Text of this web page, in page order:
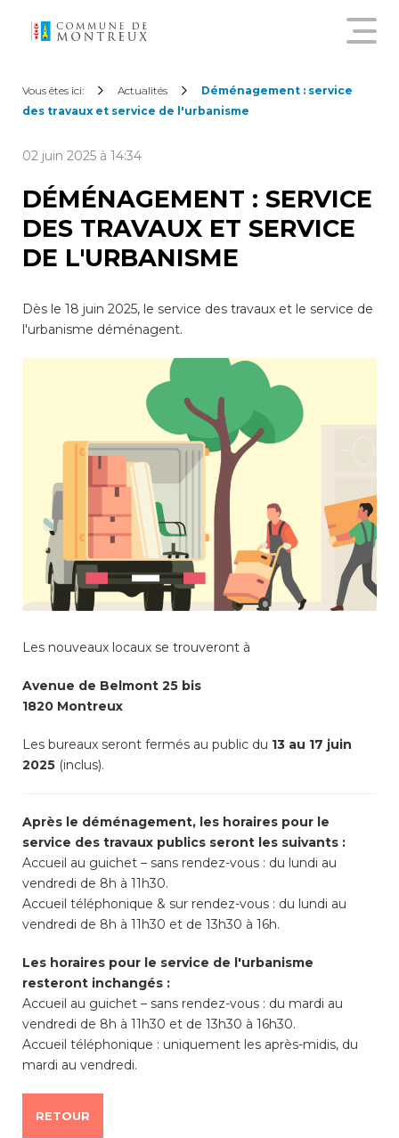
virtuel
Créer un compte citoyen
Se connecter à son compte
citoyen
Pour commander une
attestation en ligne, annoncer
un déménagement,
demander une subvention
sur les abonnements annuels
de transports publics ou
consulter les disponibilités
des cartes CFF, créez ou
connectez-vous à votre
compte citoyen en cliquant
sur l’une des catégories ci-
dessus. Pour effectuer
d’autres démarches
administratives en ligne,
cliquez sur l’une des
catégories ci-dessous.
Achats
Construction et travaux
Enfance/jeunesse
Environnement
Mobilité
Vous êtes ici: Actualités
Déménagement : service
des travaux et service de l'urbanisme
02 juin 2025 à 14:34
DÉMÉNAGEMENT : SERVICE
DES TRAVAUX ET SERVICE
DE L'URBANISME
Dès le 18 juin 2025, le service des travaux et le service de
l'urbanisme déménagent.
Les nouveaux locaux se trouveront à
Avenue de Belmont 25 bis
1820 Montreux
Les bureaux seront fermés au public du 13 au 17 juin
2025 (inclus).
Après le déménagement, les horaires pour le
service des travaux publics seront les suivants :
Accueil au guichet – sans rendez-vous : du lundi au
vendredi de 8h à 11h30.
Accueil téléphonique & sur rendez-vous : du lundi au
vendredi de 8h à 11h30 et de 13h30 à 16h.
Les horaires pour le service de l'urbanisme
resteront inchangés :
Accueil au guichet – sans rendez-vous : du mardi au
vendredi de 8h à 11h30 et de 13h30 à 16h30.
Accueil téléphonique : uniquement les après-midis, du
mardi au vendredi.
RETOUR